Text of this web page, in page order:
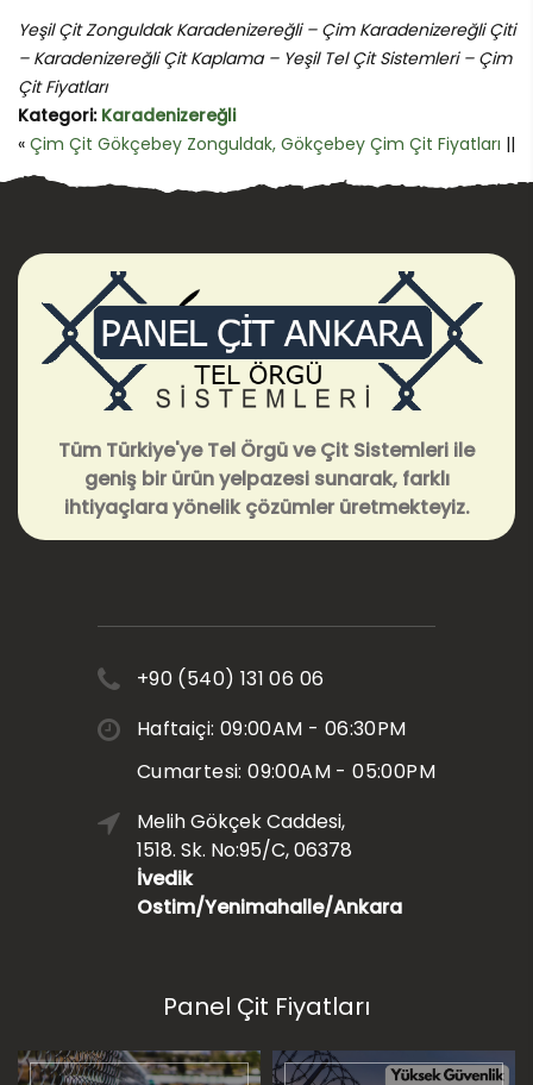
Yeşil Çit Zonguldak Karadenizereğli – Çim Karadenizereğli Çiti
– Karadenizereğli Çit Kaplama – Yeşil Tel Çit Sistemleri – Çim
Çit Fiyatları
Kategori: Karadenizereğli
« Çim Çit Gökçebey Zonguldak, Gökçebey Çim Çit Fiyatları ||
Tüm Türkiye'ye Tel Örgü ve Çit Sistemleri ile
geniş bir ürün yelpazesi sunarak, farklı
ihtiyaçlara yönelik çözümler üretmekteyiz.
+90 (540) 131 06 06
Haftaiçi: 09:00AM - 06:30PM
Cumartesi: 09:00AM - 05:00PM
Melih Gökçek Caddesi,
1518. Sk. No:95/C, 06378
İvedik
Ostim/Yenimahalle/Ankara
Panel Çit Fiyatları